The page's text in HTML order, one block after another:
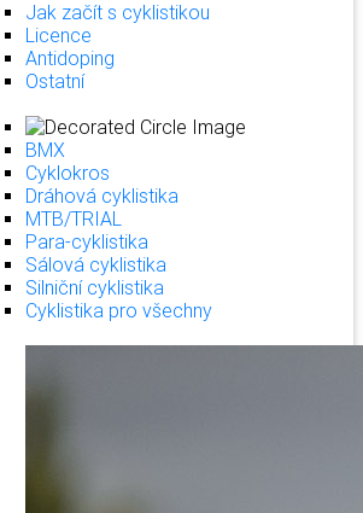
Jak začít s cyklistikou
Licence
Antidoping
Ostatní
BMX
Cyklokros
Dráhová cyklistika
MTB/TRIAL
Para-cyklistika
Sálová cyklistika
Silniční cyklistika
Cyklistika pro všechny